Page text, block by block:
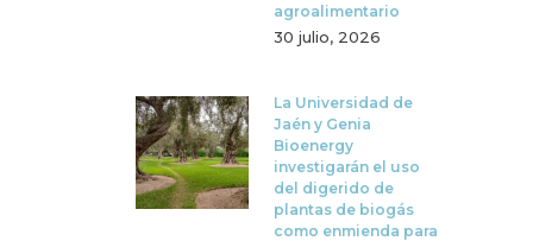
agroalimentario
30 julio, 2026
La Universidad de
Jaén y Genia
Bioenergy
investigarán el uso
del digerido de
plantas de biogás
como enmienda para